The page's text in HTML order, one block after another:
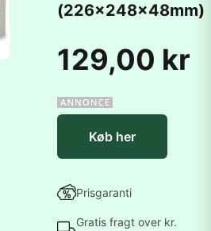
(226x248x48mm)
129,00 kr
Køb her
Prisgaranti
Gratis fragt over kr.